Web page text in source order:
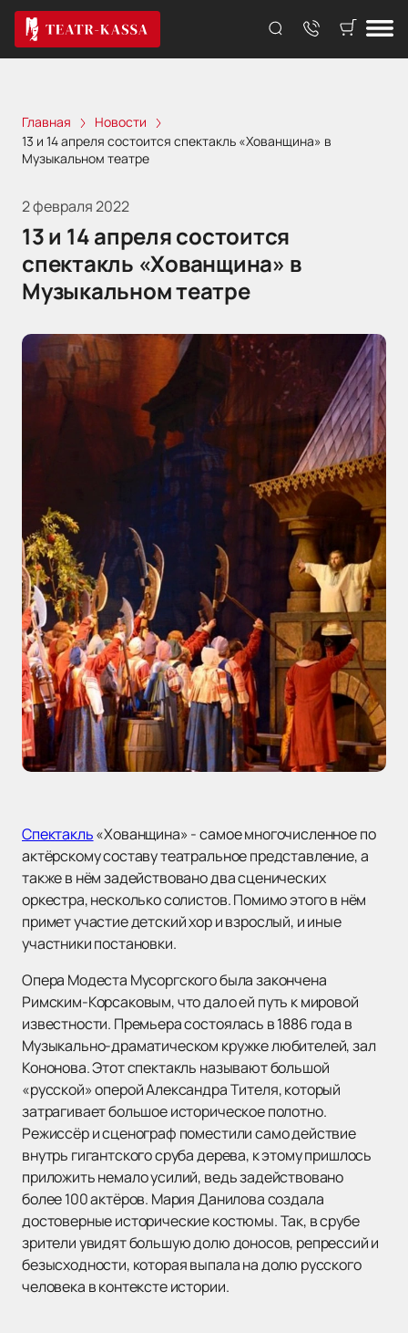
Главная
Новости
13 и 14 апреля состоится спектакль «Хованщина» в
Музыкальном театре
2 февраля 2022
13 и 14 апреля состоится
спектакль «Хованщина» в
Музыкальном театре
Спектакль«Хованщина» - самое многочисленное по
актёрскому составу театральное представление, а
также в нём задействовано два сценических
оркестра, несколько солистов. Помимо этого в нём
примет участие детский хор и взрослый, и иные
участники постановки.
Опера Модеста Мусоргского была закончена
Римским-Корсаковым, что дало ей путь к мировой
известности. Премьера состоялась в 1886 года в
Музыкально-драматическом кружке любителей, зал
Кононова. Этот спектакль называют большой
«русской» оперой Александра Тителя, который
затрагивает большое историческое полотно.
Режиссёр и сценограф поместили само действие
внутрь гигантского сруба дерева, к этому пришлось
приложить немало усилий, ведь задействовано
более 100 актёров. Мария Данилова создала
достоверные исторические костюмы. Так, в срубе
зрители увидят большую долю доносов, репрессий и
безысходности, которая выпала на долю русского
человека в контексте истории.